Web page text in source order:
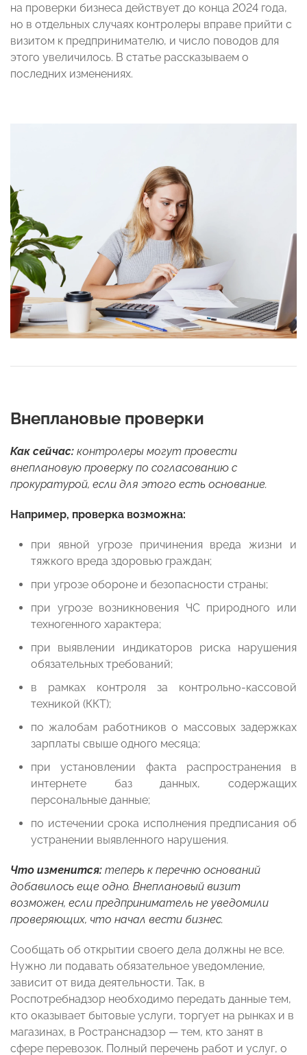
на проверки бизнеса действует до конца 2024 года,
но в отдельных случаях контролеры вправе прийти с
визитом к предпринимателю, и число поводов для
этого увеличилось. В статье рассказываем о
последних изменениях.
Внеплановые проверки
Как сейчас: контролеры могут провести
внеплановую проверку по согласованию с
прокуратурой, если для этого есть основание.
Например, проверка возможна:
при явной угрозе причинения вреда жизни и
тяжкого вреда здоровью граждан;
при угрозе обороне и безопасности страны;
при угрозе возникновения ЧС природного или
техногенного характера;
при выявлении индикаторов риска нарушения
обязательных требований;
в рамках контроля за контрольно-кассовой
техникой (ККТ);
по жалобам работников о массовых задержках
зарплаты свыше одного месяца;
при установлении факта распространения в
интернете баз данных, содержащих
персональные данные;
по истечении срока исполнения предписания об
устранении выявленного нарушения.
Что изменится: теперь к перечню оснований
добавилось еще одно. Внеплановый визит
возможен, если предприниматель не уведомили
проверяющих, что начал вести бизнес.
Сообщать об открытии своего дела должны не все.
Нужно ли подавать обязательное уведомление,
зависит от вида деятельности. Так, в
Роспотребнадзор необходимо передать данные тем,
кто оказывает бытовые услуги, торгует на рынках и в
магазинах, в Ространснадзор — тем, кто занят в
сфере перевозок. Полный перечень работ и услуг, о